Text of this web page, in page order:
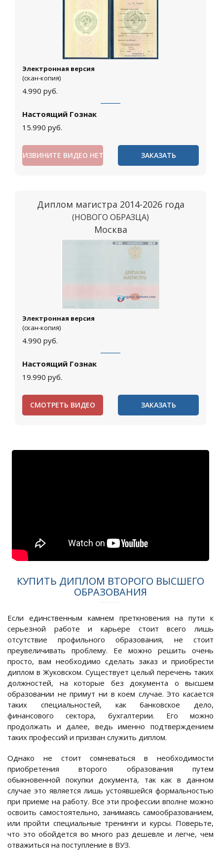
Электронная версия
(скан-копия)
4.990 руб.
Настоящий Гознак
15.990 руб.
ИЗВИНИТЕ ВИДЕО НЕТ ЗАКАЗАТЬ
Диплом магистра 2014-2026 года
(НОВОГО ОБРАЗЦА)
Москва
Электронная версия
(скан-копия)
4.990 руб.
Настоящий Гознак
19.990 руб.
СМОТРЕТЬ ВИДЕО ЗАКАЗАТЬ
КУПИТЬ ДИПЛОМ ВТОРОГО ВЫСШЕГО
ОБРАЗОВАНИЯ
Если единственным камнем преткновения на пути к
серьезной работе и карьере стоит всего лишь
отсутствие профильного образования, не стоит
преувеличивать проблему. Ее можно решить очень
просто, вам необходимо сделать заказ и приобрести
диплом в Жуковском. Существует целый перечень таких
должностей, на которые без документа о высшем
образовании не примут ни в коем случае. Это касается
таких специальностей, как банковское дело,
финансового сектора, бухгалтерии. Его можно
продолжать и далее, ведь именно подтверждением
таких профессий и призван служить диплом.
Однако не стоит сомневаться в необходимости
приобретения второго образования путем
обыкновенной покупки документа, так как в данном
случае это является лишь устоявшейся формальностью
при приеме на работу. Все эти профессии вполне можно
освоить самостоятельно, занимаясь самообразованием,
или пройти специальные тренинги и курсы. Поверьте,
что это обойдется во много раз дешевле и легче, чем
отважиться на поступление в ВУЗ.